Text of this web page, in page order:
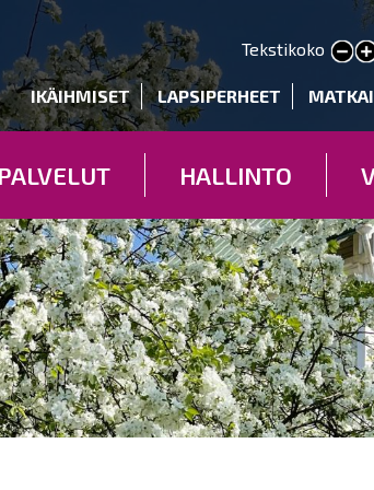
pääsisältöön
Tekstikoko
Pienennä tekstin kokoa
Suurenna tekstin
IKÄIHMISET LAPSIPERHEET
PALVELUT HALLINTO